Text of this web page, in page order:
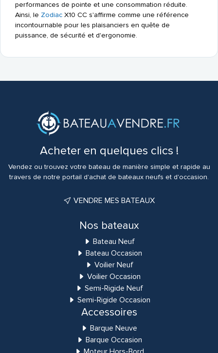
performances de pointe et une consommation réduite.
Ainsi, le ZodiacX10 CC s'affirme comme une référence
incontournable pour les plaisanciers en quête de
puissance, de sécurité et d'ergonomie.
Acheter en quelques clics !
Vendez ou trouvez votre bateau de manière simple et rapide au
travers de notre portail d'achat de bateaux neufs et d'occasion.
VENDRE MES BATEAUX
Nos bateaux
Bateau Neuf
Bateau Occasion
Voilier Neuf
Voilier Occasion
Semi-Rigide Neuf
Semi-Rigide Occasion
Accessoires
Barque Neuve
Barque Occasion